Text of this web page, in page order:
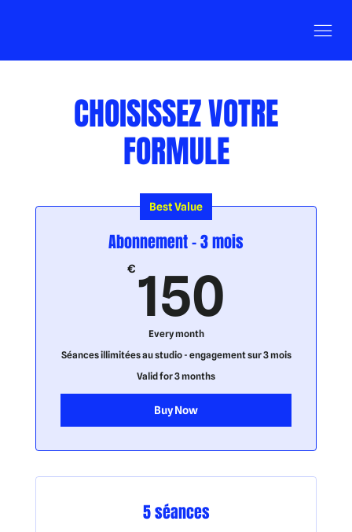
CHOISISSEZ VOTRE
FORMULE
Best Value
Abonnement - 3 mois
€ 150
Every month
Séances illimitées au studio - engagement sur 3 mois
Valid for 3 months
Buy Now
5 séances